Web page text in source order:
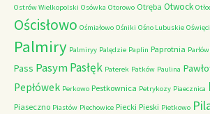
Ostrów Wielkopolski Osówka Otorowo Otręba Otwock
Ościsłowo Ośmiałowo Ośniki Ośno Lubuskie
Palmiry Palmiryy Palędzie Paplin Paprotnia
Pass PasymPasłęk Paterek Patków Paulina
Pepłówek Perkowo Pestkownica Petrykozy Piaecznica
Piaseczno Piastów Piechowice Piecki Pieski Pietkowo